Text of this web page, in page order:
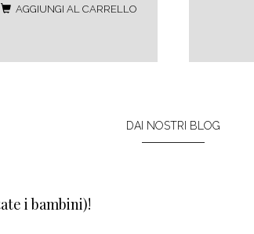
AGGIUNGI AL CARRELLO
DAI NOSTRI BLOG
i bambini)!